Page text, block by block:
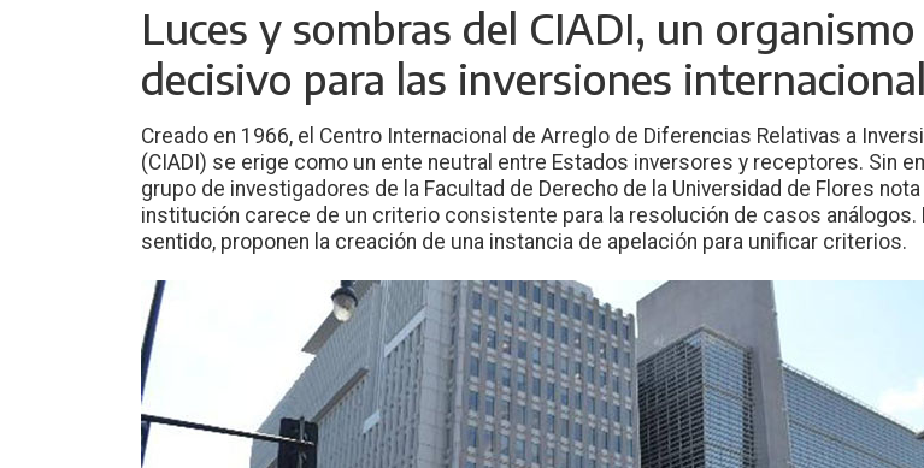
Luces y sombras del CIADI, un organismo
decisivo para las inversiones
Creado en 1966, el Centro Internacional de Arreglo de Diferencias Relativas a
(CIADI) se erige como un ente neutral entre Estados inversores y receptores. Sin
grupo de investigadores de la Facultad de Derecho de la Universidad de Flores nota
institución carece de un criterio consistente para la resolución de casos análogos.
sentido, proponen la creación de una instancia de apelación para unificar criterios.